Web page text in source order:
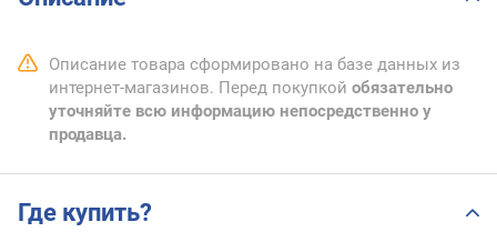
Описание товара сформировано на базе данных из
интернет-магазинов. Перед покупкой обязательно
уточняйте всю информацию непосредственно у
продавца.
Где купить?